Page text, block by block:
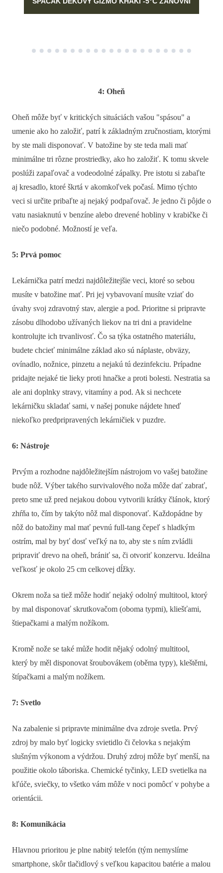
4: Oheň
Oheň môže byť v kritických situáciách vašou "spásou" a
umenie ako ho založiť, patrí k základným zručnostiam, ktorými
by ste mali disponovať. V batožine by ste teda mali mať
minimálne tri rôzne prostriedky, ako ho založiť. K tomu skvele
poslúži zapaľovač a vodeodolné zápalky. Pre istotu si zabaľte
aj kresadlo, ktoré škrtá v akomkoľvek počasí. Mimo týchto
veci si určite pribaľte aj nejaký podpaľovač. Je jedno či pôjde o
vatu nasiaknutú v benzíne alebo drevené hobliny v krabičke či
niečo podobné. Možností je veľa.
5: Prvá pomoc
Lekárnička patrí medzi najdôležitejšie veci, ktoré so sebou
musíte v batožine mať. Pri jej vybavovaní musíte vziať do
úvahy svoj zdravotný stav, alergie a pod. Prioritne si pripravte
zásobu dlhodobo užívaných liekov na tri dni a pravidelne
kontrolujte ich trvanlivosť. Čo sa týka ostatného materiálu,
budete chcieť minimálne základ ako sú náplaste, obväzy,
ovínadlo, nožnice, pinzetu a nejakú tú dezinfekciu. Prípadne
pridajte nejaké tie lieky proti hnačke a proti bolesti. Nestratia sa
ale ani doplnky stravy, vitamíny a pod. Ak si nechcete
lekárničku skladať sami, v našej ponuke nájdete hneď
niekoľko predpripravených lekárničiek v puzdre.
6: Nástroje
Prvým a rozhodne najdôležitejším nástrojom vo vašej batožine
bude nôž. Výber takého survivalového noža môže dať zabrať,
preto sme už pred nejakou dobou vytvorili krátky článok, ktorý
zhŕňa to, čím by takýto nôž mal disponovať. Každopádne by
nôž do batožiny mal mať pevnú full-tang čepeľ s hladkým
ostrím, mal by byť dosť veľký na to, aby ste s ním zvládli
pripraviť drevo na oheň, brániť sa, či otvoriť konzervu. Ideálna
veľkosť je okolo 25 cm celkovej dĺžky.
Okrem noža sa tiež môže hodiť nejaký odolný multitool, ktorý
by mal disponovať skrutkovačom (oboma typmi), kliešťami,
štiepačkami a malým nožíkom.
Kromě nože se také může hodit nějaký odolný multitool,
který by měl disponovat šroubovákem (oběma typy), kleštěmi,
štípačkami a malým nožíkem.
7: Svetlo
Na zabalenie si pripravte minimálne dva zdroje svetla. Prvý
zdroj by malo byť logicky svietidlo či čelovka s nejakým
slušným výkonom a výdržou. Druhý zdroj môže byť menší, na
použitie okolo táboriska. Chemické tyčinky, LED svetielka na
kľúče, sviečky, to všetko vám môže v noci pomôcť v pohybe a
orientácii.
8: Komunikácia
Hlavnou prioritou je plne nabitý telefón (tým nemyslíme
smartphone, skôr tlačidlový s veľkou kapacitou batérie a malou